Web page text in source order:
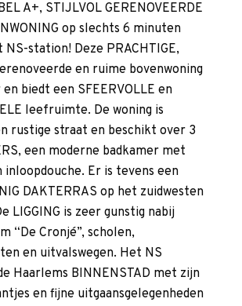
A+, STIJLVOL GERENOVEERDE
op slechts 6 minuten
NS-station! Deze PRACHTIGE,
en ruime bovenwoning
biedt een SFEERVOLLE en
leefruimte. De woning is
rustige straat en beschikt over 3
een moderne badkamer met
inloopdouche. Er is tevens een
DAKTERRAS op het zuidwesten
LIGGING is zeer gunstig nabij
“De Cronjé”, scholen,
en uitvalswegen. Het NS
Haarlems BINNENSTAD met zijn
en fijne uitgaansgelegenheden